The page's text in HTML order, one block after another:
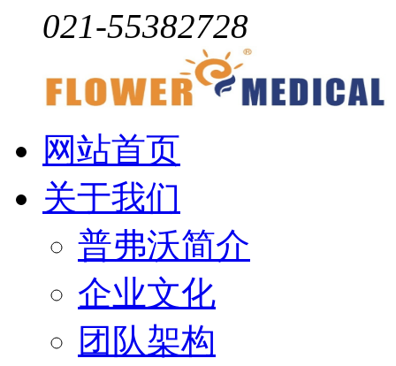
021-55382728
网站首页
关于我们
普弗沃简介
企业文化
团队架构